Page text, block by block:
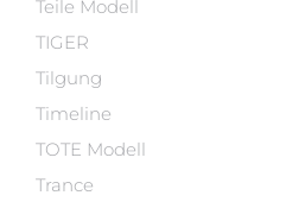
Teile Modell
TIGER
Tilgung
Timeline
TOTE Modell
Trance